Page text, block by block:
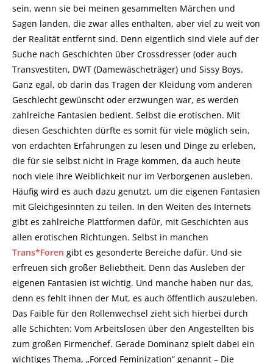
sein, wenn sie bei meinen gesammelten Märchen und
Sagen landen, die zwar alles enthalten, aber viel zu weit von
der Realität entfernt sind. Denn eigentlich sind viele auf der
Suche nach Geschichten über Crossdresser (oder auch
Transvestiten, DWT (Damewäscheträger) und Sissy Boys.
Ganz egal, ob darin das Tragen der Kleidung vom anderen
Geschlecht gewünscht oder erzwungen war, es werden
zahlreiche Fantasien bedient. Selbst die erotischen. Mit
diesen Geschichten dürfte es somit für viele möglich sein,
von erdachten Erfahrungen zu lesen und Dinge zu erleben,
die für sie selbst nicht in Frage kommen, da auch heute
noch viele ihre Weiblichkeit nur im Verborgenen ausleben.
Häufig wird es auch dazu genutzt, um die eigenen Fantasien
mit Gleichgesinnten zu teilen. In den Weiten des Internets
gibt es zahlreiche Plattformen dafür, mit Geschichten aus
allen erotischen Richtungen. Selbst in manchen
Trans*Foren gibt es gesonderte Bereiche dafür. Und sie
erfreuen sich großer Beliebtheit. Denn das Ausleben der
eigenen Fantasien ist wichtig. Und manche haben nur das,
denn es fehlt ihnen der Mut, es auch öffentlich auszuleben.
Das Faible für den Rollenwechsel zieht sich hierbei durch
alle Schichten: Vom Arbeitslosen über den Angestellten bis
zum großen Firmenchef. Gerade Dominanz spielt dabei ein
wichtiges Thema, „Forced Feminization“ genannt – Die